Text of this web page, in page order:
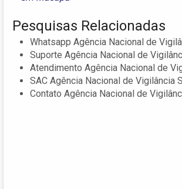
Pesquisas Relacionadas
Whatsapp Agência Nacional de
Suporte Agência Nacional de
Atendimento Agência Nacional de
SAC Agência Nacional de Vigilância
Contato Agência Nacional de